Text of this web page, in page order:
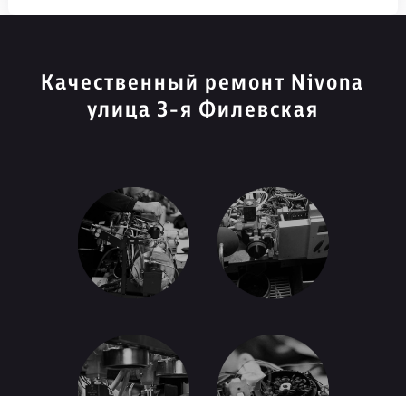
Качественный ремонт Nivona
улица 3-я Филевская